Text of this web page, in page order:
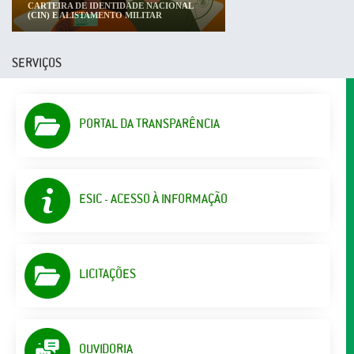
CARTEIRA DE IDENTIDADE NACIONAL
(CIN) E ALISTAMENTO MILITAR
SERVIÇOS
PORTAL DA TRANSPARÊNCIA
ESIC - ACESSO À INFORMAÇÃO
LICITAÇÕES
OUVIDORIA